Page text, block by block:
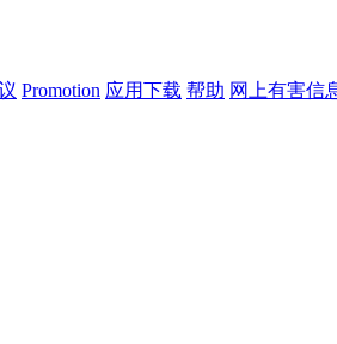
Promotion 应用下载 帮助 网上有害信